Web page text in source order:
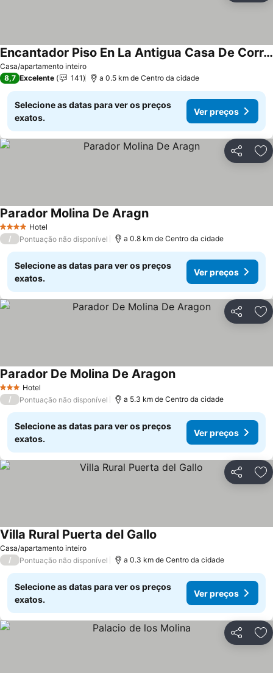
Casa/apartamento inteiro
Encantador Piso En La Antigua Casa De Correos
Ver preços
8,7 Excelente 141 a 0.5 km de Centro da cidade
Selecione as datas para ver os preços
exatos.
Ver preços
Partilhar
4 EstrelasHotel
Parador Molina De AragnVer preços
/ Pontuação não disponível a 0.8 km de Centro da cidade
Selecione as datas para ver os preços
exatos.
Ver preços
Partilhar
3 EstrelasHotel
Parador De Molina De AragonVer preços
/ Pontuação não disponível a 5.3 km de Centro da cidade
Selecione as datas para ver os preços
exatos.
Ver preços
Partilhar
Casa/apartamento inteiro
Villa Rural Puerta del Gallo
/ Pontuação não disponível a 0.3 km de Centro da cidade
Selecione as datas para ver os preços
exatos.
Ver preços
Partilhar